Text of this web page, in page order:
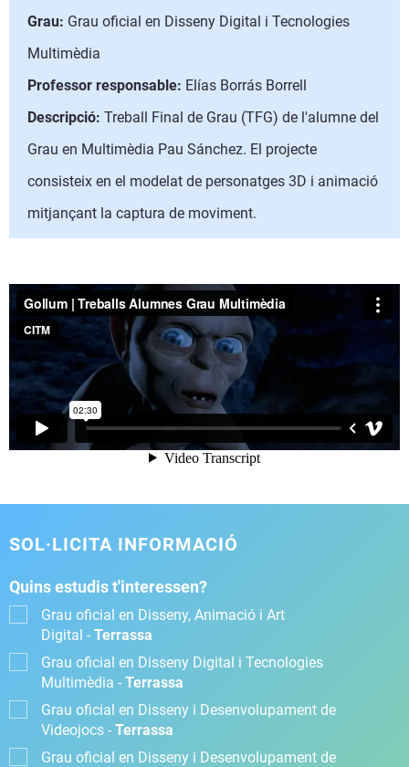
Grau: Grau oficial en Disseny Digital i Tecnologies
Multimèdia
Professor responsable: Elías Borrás Borrell
Descripció: Treball Final de Grau (TFG) de l'alumne del
Grau en Multimèdia Pau Sánchez. El projecte
consisteix en el modelat de personatges 3D i animació
mitjançant la captura de moviment.
SOL·LICITA INFORMACIÓ
Quins estudis t'interessen?
Grau oficial en Disseny, Animació i Art
Digital - Terrassa
Grau oficial en Disseny Digital i Tecnologies
Multimèdia - Terrassa
Grau oficial en Disseny i Desenvolupament de
Videojocs - Terrassa
Grau oficial en Disseny i Desenvolupament de